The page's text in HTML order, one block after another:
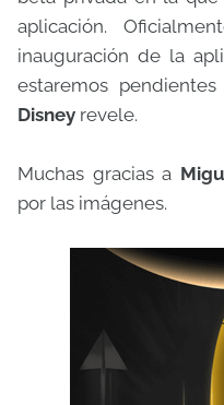
aplicación.
inauguración de la
estaremos
Disney revele.
Muchas gracias a
por las imágenes.